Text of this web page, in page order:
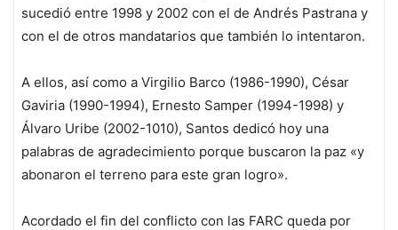
sucedió entre 1998 y 2002 con el de Andrés Pastrana y
con el de otros mandatarios que también lo intentaron.
A ellos, así como a Virgilio Barco (1986-1990), César
Gaviria (1990-1994), Ernesto Samper (1994-1998) y
Álvaro Uribe (2002-1010), Santos dedicó hoy una
palabras de agradecimiento porque buscaron la paz «y
abonaron el terreno para este gran logro».
Acordado el fin del conflicto con las FARC queda por